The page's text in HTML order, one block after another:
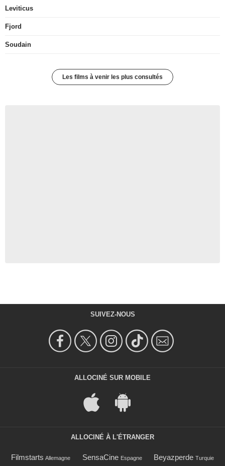
Leviticus
Fjord
Soudain
Les films à venir les plus consultés
SUIVEZ-NOUS
ALLOCINÉ SUR MOBILE
ALLOCINÉ À L'ÉTRANGER
Filmstarts Allemagne SensaCine Espagne Beyazperde Turquie